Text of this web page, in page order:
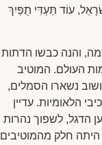
עוֹד תַּעְדִּי תֻפַּיִךְ
והנה כבשו הדתות
העולם. המוטיב
נשארו הסמלים,
הלאומיות. עדיין
הדגל, לשפוך נהרות
חלק מהמוטיבים